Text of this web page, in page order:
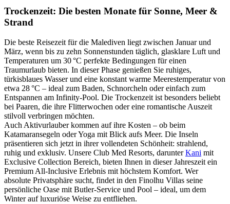
Trockenzeit: Die besten Monate für Sonne, Meer &
Strand
Die beste Reisezeit für die Malediven liegt zwischen Januar und
März, wenn bis zu zehn Sonnenstunden täglich, glasklare Luft und
Temperaturen um 30 °C perfekte Bedingungen für einen
Traumurlaub bieten. In dieser Phase genießen Sie ruhiges,
türkisblaues Wasser und eine konstant warme Meerestemperatur von
etwa 28 °C – ideal zum Baden, Schnorcheln oder einfach zum
Entspannen am Infinity-Pool. Die Trockenzeit ist besonders beliebt
bei Paaren, die ihre Flitterwochen oder eine romantische Auszeit
stilvoll verbringen möchten.
Auch Aktivurlauber kommen auf ihre Kosten – ob beim
Katamaransegeln oder Yoga mit Blick aufs Meer. Die Inseln
präsentieren sich jetzt in ihrer vollendeten Schönheit: strahlend,
ruhig und exklusiv. Unsere Club Med Resorts, darunterKani mit
Exclusive Collection Bereich, bieten Ihnen in dieser Jahreszeit ein
Premium All-Inclusive Erlebnis mit höchstem Komfort. Wer
absolute Privatsphäre sucht, findet in den Finolhu Villas seine
persönliche Oase mit Butler-Service und Pool – ideal, um dem
Winter auf luxuriöse Weise zu entfliehen.